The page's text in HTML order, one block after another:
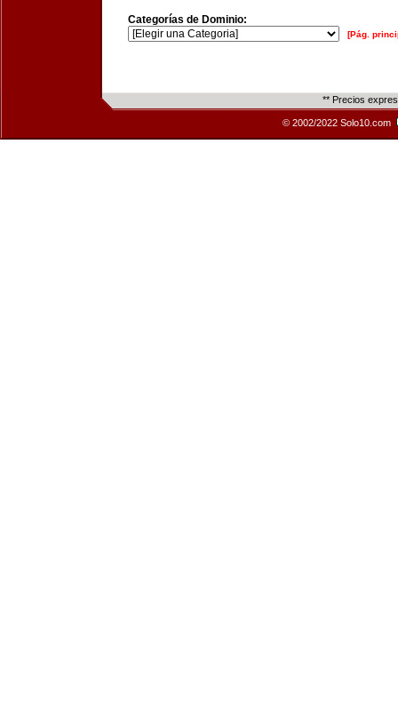
Categorías de Dominio:
[Pág.
** Precios
© 2002/2022 Solo10.com